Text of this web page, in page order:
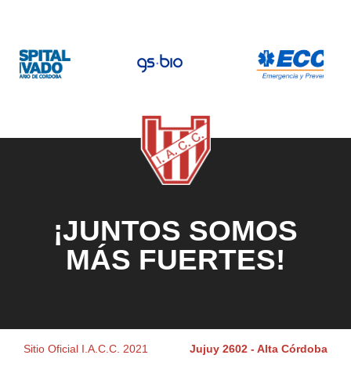
¡JUNTOS SOMOS
MÁS FUERTES!
Sitio Oficial I.A.C.C. 2021 Jujuy 2602 - Alta Córdoba